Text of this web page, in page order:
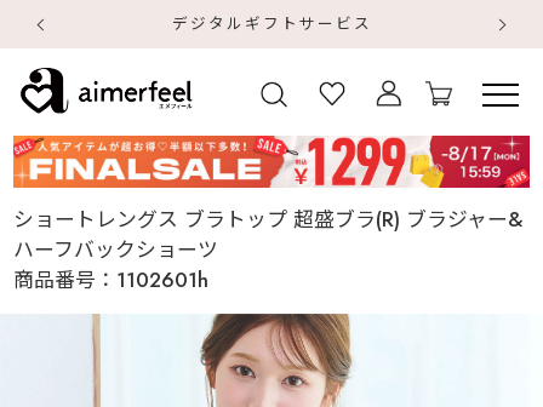
デジタルギフトサービス
ショートレングス ブラトップ 超盛ブラ(R) ブラジャー&
ハーフバックショーツ
商品番号： 1102601h